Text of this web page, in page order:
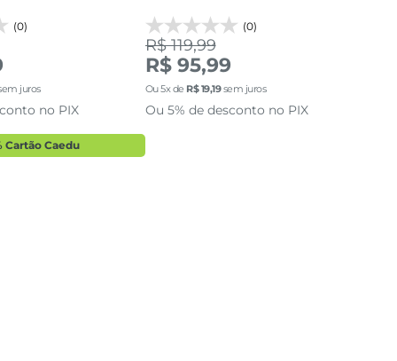
(0)
juros
no PIX
Cartão Caedu
(0)
R$ 119,99
R$ 95,99
Ou5x de R$ 19,19sem juros
Ou 5% de desconto no PIX